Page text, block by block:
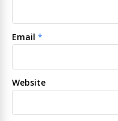
Email *
Website